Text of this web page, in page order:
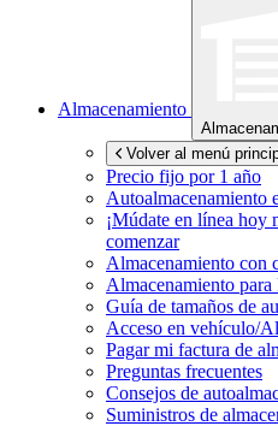
Almacenamiento
Volver al menú
Precio fijo por 1 año
Autoalmacenamiento
¡Múdate en línea hoy
comenzar
Almacenamiento con
Almacenamiento
Guía de tamaños de
Acceso en vehículo/
Pagar mi factura de
Preguntas frecuentes
Consejos de
Suministros de